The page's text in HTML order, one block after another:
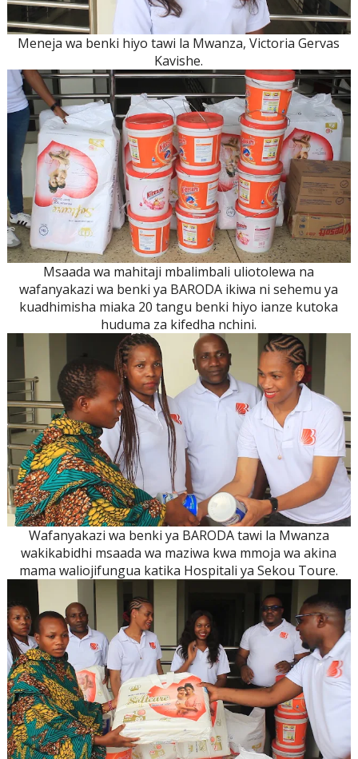
Meneja wa benki hiyo tawi la Mwanza, Victoria Gervas
Kavishe.
Msaada wa mahitaji mbalimbali uliotolewa na
wafanyakazi wa benki ya BARODA ikiwa ni sehemu ya
kuadhimisha miaka 20 tangu benki hiyo ianze kutoka
huduma za kifedha nchini.
Wafanyakazi wa benki ya BARODA tawi la Mwanza
wakikabidhi msaada wa maziwa kwa mmoja wa akina
mama waliojifungua katika Hospitali ya Sekou Toure.